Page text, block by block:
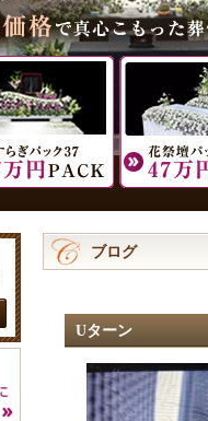
ブログ
Uターン